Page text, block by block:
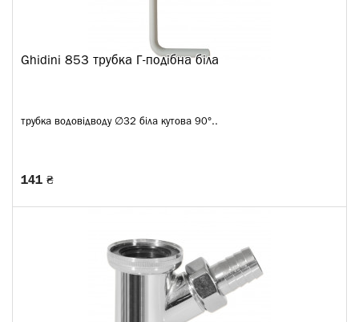
Ghidini 853 трубка Г-подібна біла
трубка водовідводу ∅32 біла кутова 90°..
141 ₴